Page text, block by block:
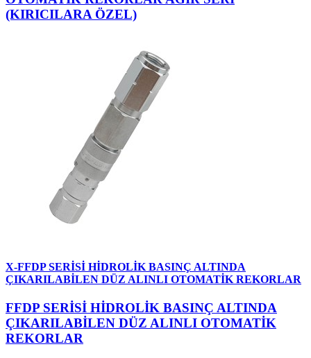
(KIRICILARA ÖZEL)
X-FFDP SERİSİ HİDROLİK BASINÇ ALTINDA
ÇIKARILABİLEN DÜZ ALINLI OTOMATİK REKORLAR
FFDP SERİSİ HİDROLİK BASINÇ ALTINDA
ÇIKARILABİLEN DÜZ ALINLI OTOMATİK
REKORLAR